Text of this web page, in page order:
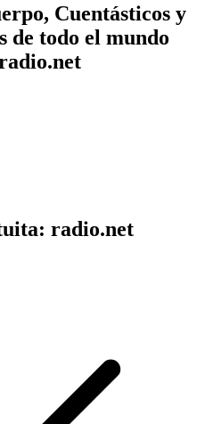
Cuentásticos y
de todo el mundo
radio.net